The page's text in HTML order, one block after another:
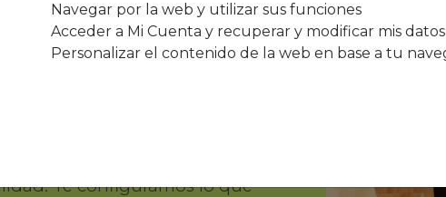
SOCIALES,
UN SISTEMA CLARO
subvenciones, pero quieres
Te configuramos lo que
Navegar por la web y utilizar sus funciones
Acceder a Mi Cuenta y recuperar y modificar mis
Personalizar el contenido de la web en base a tu